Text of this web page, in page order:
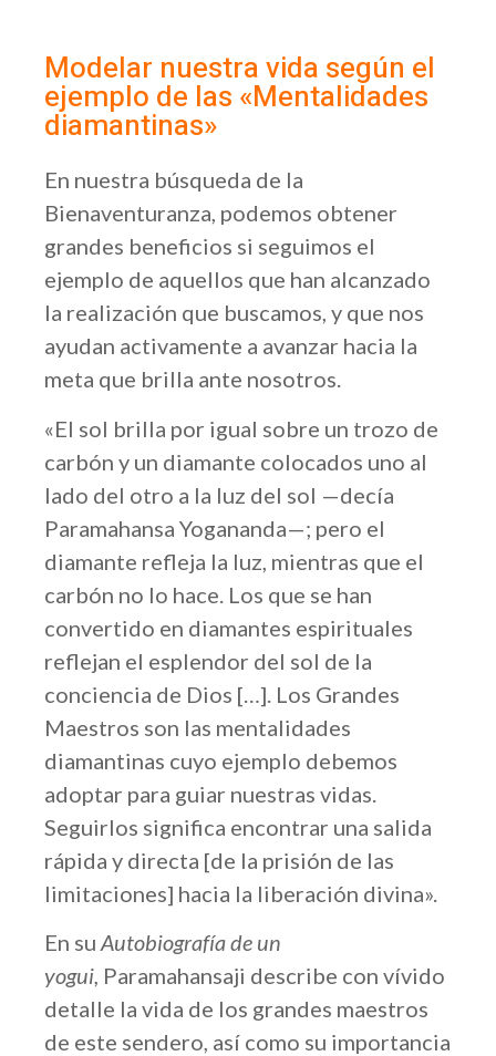
Modelar nuestra vida según el
ejemplo de las «Mentalidades
diamantinas»
En nuestra búsqueda de la
Bienaventuranza, podemos obtener
grandes beneficios si seguimos el
ejemplo de aquellos que han alcanzado
la realización que buscamos, y que nos
ayudan activamente a avanzar hacia la
meta que brilla ante nosotros.
«El sol brilla por igual sobre un trozo de
carbón y un diamante colocados uno al
lado del otro a la luz del sol —decía
Paramahansa Yogananda—; pero el
diamante refleja la luz, mientras que el
carbón no lo hace. Los que se han
convertido en diamantes espirituales
reflejan el esplendor del sol de la
conciencia de Dios […]. Los Grandes
Maestros son las mentalidades
diamantinas cuyo ejemplo debemos
adoptar para guiar nuestras vidas.
Seguirlos significa encontrar una salida
rápida y directa [de la prisión de las
limitaciones] hacia la liberación divina».
En su Autobiografía de un
yogui, Paramahansaji describe con vívido
detalle la vida de los grandes maestros
de este sendero, así como su importancia